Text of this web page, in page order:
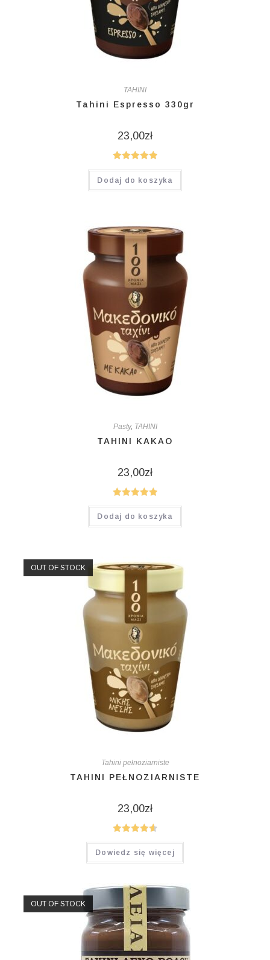
TAHINI
Tahini Espresso 330gr
23,00zł
Oceniono
5.00na 5
Dodaj do koszyka
Pasty, TAHINI
TAHINI KAKAO
23,00zł
Oceniono
5.00na 5
Dodaj do koszyka
OUT OF STOCK
Tahini pełnoziarniste
TAHINI PEŁNOZIARNISTE
23,00zł
Oceniono
4.67 na 5
Dowiedz się więcej
OUT OF STOCK